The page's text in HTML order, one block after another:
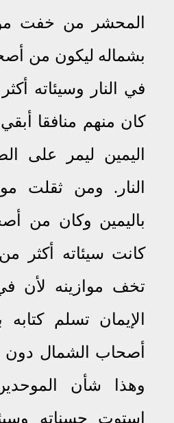
المحشر من خفت
بشماله ليكون من
في النار وسيئاته
كان منهم منافقا
اليمين ليمر على
النار. ومن ثقلت
باليمين وكان من
كانت سيئاته أكثر
تخف موازينه لأن
الإيمان تسلم
أصحاب الشمال دون
وهذا شأن
استوت حسناته